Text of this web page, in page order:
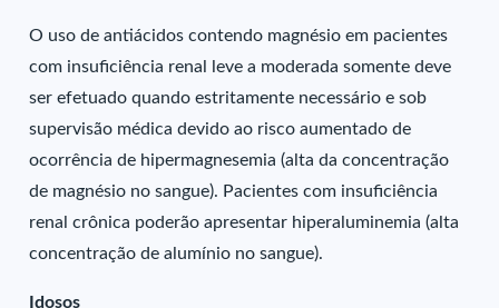
O uso de antiácidos contendo magnésio em pacientes
com insuficiência renal leve a moderada somente deve
ser efetuado quando estritamente necessário e sob
supervisão médica devido ao risco aumentado de
ocorrência de hipermagnesemia (alta da concentração
de magnésio no sangue). Pacientes com insuficiência
renal crônica poderão apresentar hiperaluminemia (alta
concentração de alumínio no sangue).
Idosos